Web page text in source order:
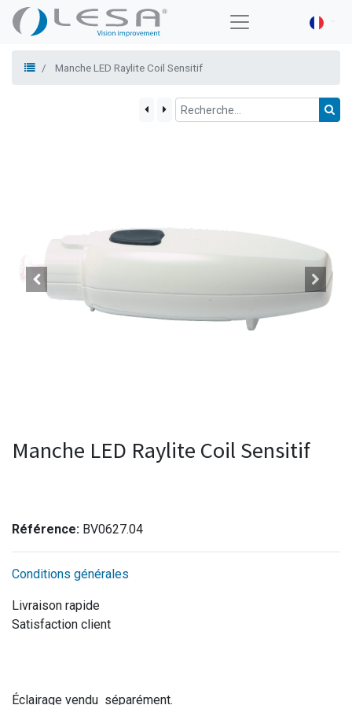
Manche LED Raylite Coil Sensitif
Manche LED Raylite Coil Sensitif
Référence: BV0627.04
Conditions générales
Livraison rapide
Satisfaction client
Éclairage vendu séparément.